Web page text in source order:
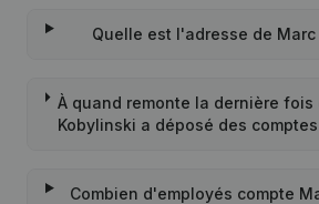
Quelle est l'adresse de
À quand remonte la dernière fois
Kobylinski a déposé des
Combien d'employés compte